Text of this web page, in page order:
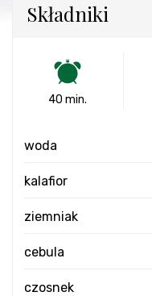
Składniki
40 min.
woda
kalafior
ziemniak
cebula
czosnek